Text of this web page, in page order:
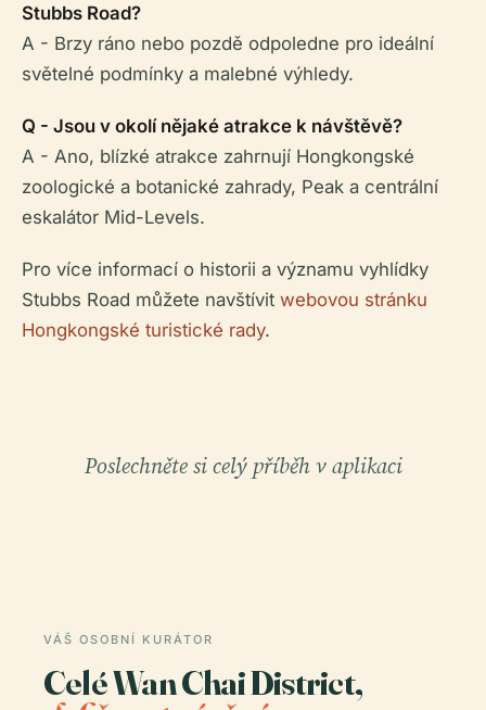
Stubbs Road?
A - Brzy ráno nebo pozdě odpoledne pro ideální
světelné podmínky a malebné výhledy.
Q - Jsou v okolí nějaké atrakce k návštěvě?
A - Ano, blízké atrakce zahrnují Hongkongské
zoologické a botanické zahrady, Peak a centrální
eskalátor Mid-Levels.
Pro více informací o historii a významu vyhlídky
Stubbs Road můžete navštívit webovou stránku
Hongkongské turistické rady.
Poslechněte si celý příběh v aplikaci
VÁŠ OSOBNÍ KURÁTOR
Celé Wan Chai District,